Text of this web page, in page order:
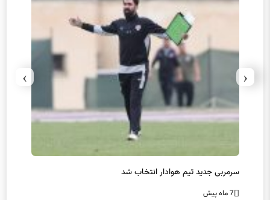
سرمربی جدید تیم هوادار انتخاب شد
7 ماه پیش
‹
›